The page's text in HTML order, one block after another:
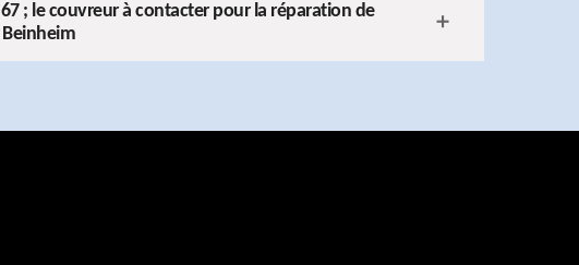
67 ; le couvreur à contacter pour la réparation de